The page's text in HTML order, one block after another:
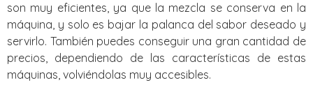
son muy eficientes, ya que la mezcla se conserva en la
máquina, y solo es bajar la palanca del sabor deseado y
servirlo. También puedes conseguir una gran cantidad de
precios, dependiendo de las características de estas
máquinas, volviéndolas muy accesibles.